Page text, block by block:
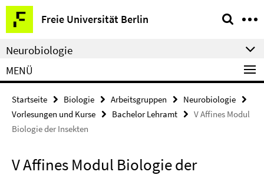
Springe
direkt
zu
Inhalt
Freie Universität Berlin
Service-
Navigation
Neurobiologie
MENÜ
Startseite Biologie Arbeitsgruppen
Neurobiologie
Vorlesungen und Kurse
Bachelor Lehramt
V Affines Modul
Biologie der Insekten
V Affines Modul Biologie der